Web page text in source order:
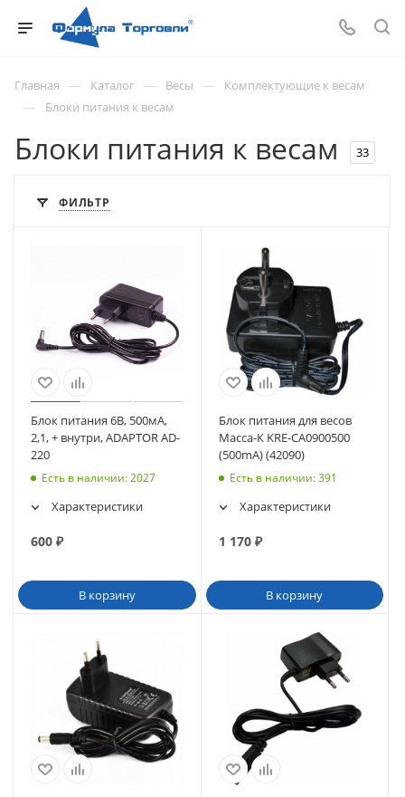
Главная — Каталог — Весы — Комплектующие к весам
— Блоки питания к весам
Блоки питания к весам 33
ФИЛЬТР
Блок питания 6В, 500мА,
2,1, + внутри, ADAPTOR AD-
220
Есть в наличии: 2027
Характеристики
600 ₽
В корзину
Блок питания для весов
Масса-К KRE-CA0900500
(500mA) (42090)
Есть в наличии: 391
Характеристики
1 170₽
В корзину